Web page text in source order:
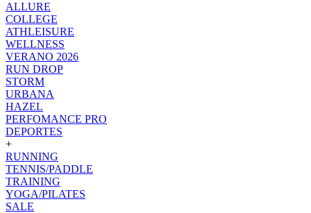
ALLURE
COLLEGE
ATHLEISURE
WELLNESS
VERANO 2026
RUN DROP
STORM
URBANA
HAZEL
PERFOMANCE PRO
DEPORTES
+
RUNNING
TENNIS/PADDLE
TRAINING
YOGA/PILATES
SALE